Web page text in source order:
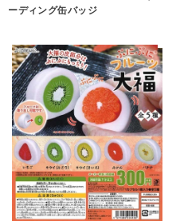
ーディング缶バッジ